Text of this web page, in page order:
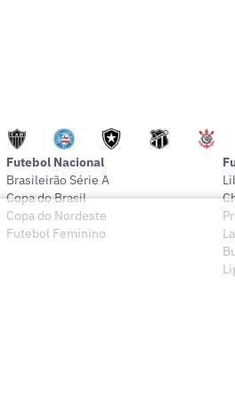
Futebol Nacional
Brasileirão Série A
Copa do Brasil
Copa do Nordeste
Futebol Feminino